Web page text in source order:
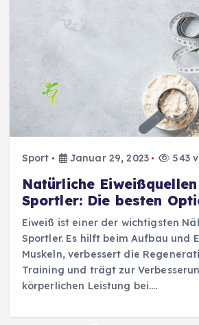
Sport Januar 29, 2023 543
Natürliche
Sportler: Die besten
Eiweiß ist einer der wichtigsten
Sportler. Es hilft beim Aufbau und
Muskeln, verbessert die
Training und trägt zur
körperlichen Leistung bei….